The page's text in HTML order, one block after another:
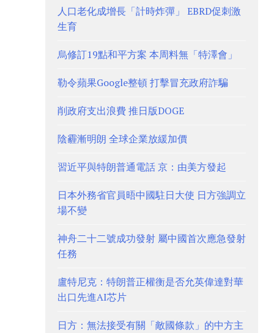
人口老化成增長「計時炸彈」 EBRD促刺激
生育
烏修訂19點和平方案 本周料無「特澤會」
勒令蘋果Google整頓 打擊冒充政府詐騙
削政府支出浪費 推日版DOGE
陰霾漸明朗 全球企業放緩加價
習近平與特朗普通電話 京：由美方發起
日本外務省官員晤中國駐日大使 日方強調立
場不變
神舟二十二號成功發射 屬中國首次應急發射
任務
盧特尼克：特朗普正權衡是否允英偉達對華
出口先進AI芯片
日方：無法接受有關「敵國條款」的中方主